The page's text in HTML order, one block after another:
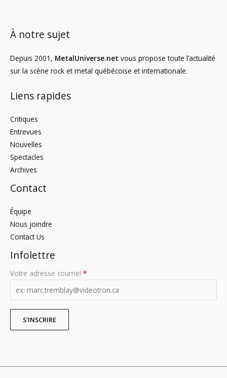
À notre sujet
Depuis 2001, MetalUniverse.net vous propose toute l’actualité
sur la scène rock et metal québécoise et internationale.
Liens rapides
Critiques
Entrevues
Nouvelles
Spectacles
Archives
Contact
Équipe
Nous joindre
Contact Us
Infolettre
Votre adresse courriel *